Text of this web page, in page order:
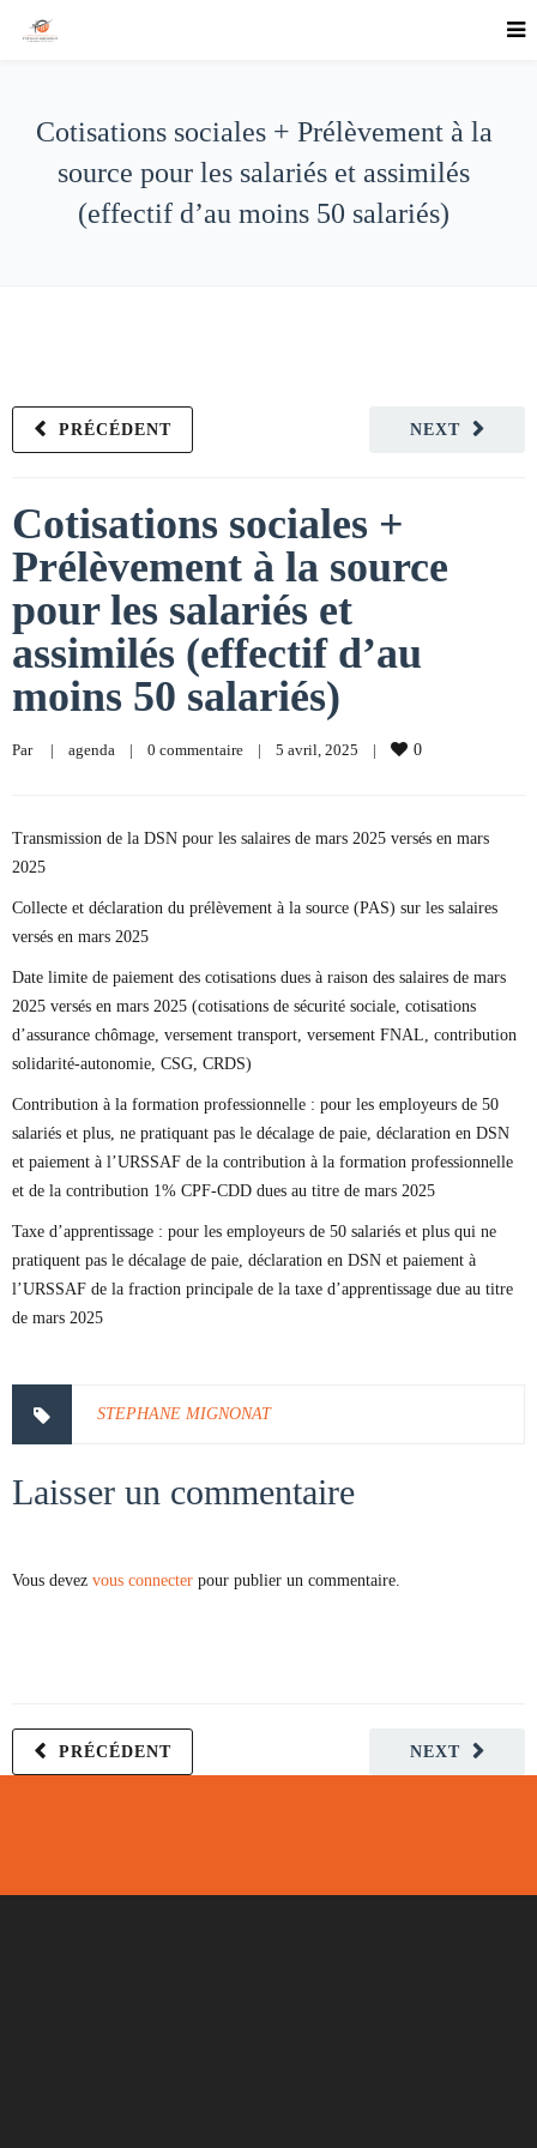
Cotisations sociales + Prélèvement à la
source pour les salariés et assimilés
(effectif d’au moins 50 salariés)
NEXT
PRÉCÉDENT
Cotisations sociales +
Prélèvement à la source
pour les salariés et
assimilés (effectif d’au
moins 50 salariés)
Par | agenda | 0 commentaire | 5 avril, 2025 | 0
Transmission de la DSN pour les salaires de mars 2025 versés en mars
2025
Collecte et déclaration du prélèvement à la source (PAS) sur les salaires
versés en mars 2025
Date limite de paiement des cotisations dues à raison des salaires de mars
2025 versés en mars 2025 (cotisations de sécurité sociale, cotisations
d’assurance chômage, versement transport, versement FNAL, contribution
solidarité-autonomie, CSG, CRDS)
Contribution à la formation professionnelle : pour les employeurs de 50
salariés et plus, ne pratiquant pas le décalage de paie, déclaration en DSN
et paiement à l’URSSAF de la contribution à la formation professionnelle
et de la contribution 1% CPF-CDD dues au titre de mars 2025
Taxe d’apprentissage : pour les employeurs de 50 salariés et plus qui ne
pratiquent pas le décalage de paie, déclaration en DSN et paiement à
l’URSSAF de la fraction principale de la taxe d’apprentissage due au titre
de mars 2025
STEPHANE MIGNONAT
Laisser un commentaire
Vous devez vous connecter pour publier un commentaire.
NEXT
PRÉCÉDENT